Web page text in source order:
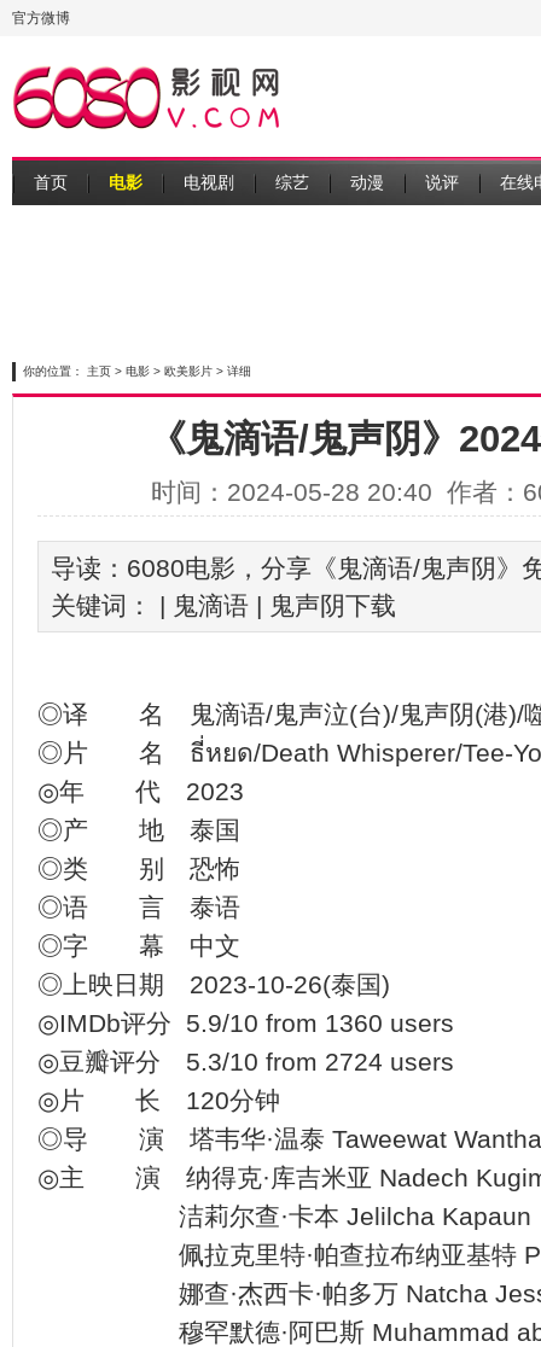
官方微博
首页 电影 电视剧 综艺 动漫 说评 在线
你的位置： 主页 > 电影 > 欧美影片 > 详细
《鬼滴语/鬼声阴》
时间：2024-05-28 20:40 作者：
导读：6080电影，分享《鬼滴语/鬼声阴》
关键词： | 鬼滴语 | 鬼声阴下载
◎译 名 鬼滴语/鬼声泣(台)/鬼声阴(港)/
◎片 名 ธี่หยด/Death Whisperer/Tee-
◎年 代 2023
◎产 地 泰国
◎类 别 恐怖
◎语 言 泰语
◎字 幕 中文
◎上映日期 2023-10-26(泰国)
◎IMDb评分 5.9/10 from 1360 users
◎豆瓣评分 5.3/10 from 2724 users
◎片 长 120分钟
◎导 演 塔韦华·温泰 Taweewat Wantha
◎主 演 纳得克·库吉米亚 Nadech
洁莉尔查·卡本 Jelilcha Kapaun
佩拉克里特·帕查拉布纳亚基特
娜查·杰西卡·帕多万 Natcha
穆罕默德·阿巴斯 Muhammad